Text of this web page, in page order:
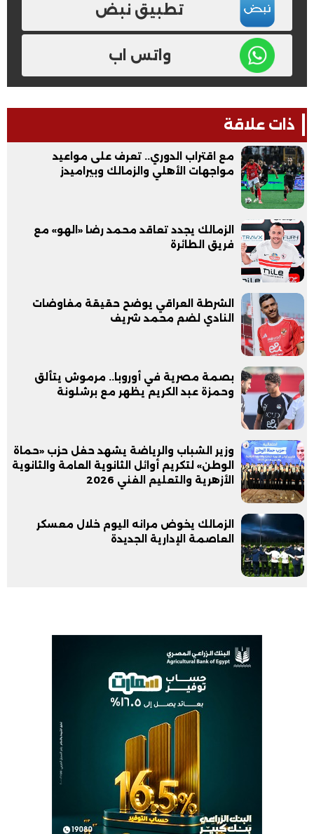
تطبيق نبض
واتس اب
ذات علاقة
مع اقتراب الدوري.. تعرف على مواعيد
مواجهات الأهلي والزمالك وبيراميدز
الزمالك يجدد تعاقد محمد رضا «الهو» مع
فريق الطائرة
الشرطة العراقي يوضح حقيقة مفاوضات
النادي لضم محمد شريف
بصمة مصرية في أوروبا.. مرموش يتألق
وحمزة عبد الكريم يظهر مع برشلونة
وزير الشباب والرياضة يشهد حفل حزب «حماة
الوطن» لتكريم أوائل الثانوية العامة والثانوية
الأزهرية والتعليم الفني 2026
الزمالك يخوض مرانه اليوم خلال معسكر
العاصمة الإدارية الجديدة